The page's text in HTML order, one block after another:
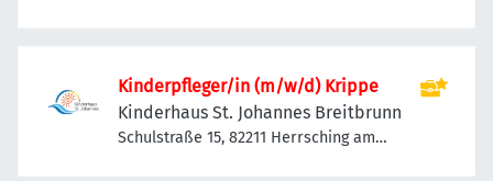
Kinderpfleger/in (m/w/d) Krippe
Kinderhaus St. Johannes Breitbrunn
Schulstraße 15, 82211 Herrsching am